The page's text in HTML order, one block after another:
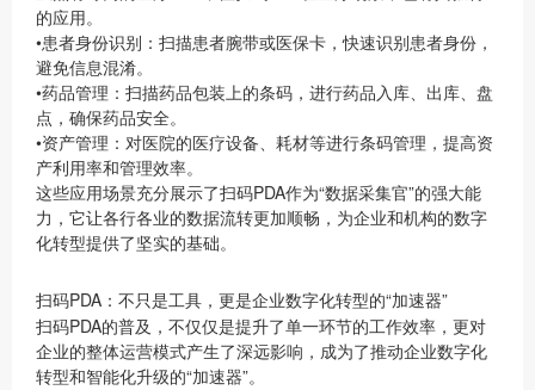
的应用。
•患者身份识别 ：扫描患者腕带或医保卡，快速识别患者身份，
避免信息混淆。
•药品管理 ：扫描药品包装上的条码，进行药品入库、出库、盘
点，确保药品安全。
•资产管理 ：对医院的医疗设备、耗材等进行条码管理，提高资
产利用率和管理效率。
这些应用场景充分展示了扫码PDA作为“数据采集官”的强大能
力，它让各行各业的数据流转更加顺畅，为企业和机构的数字
化转型提供了坚实的基础。
扫码PDA：不只是工具，更是企业数字化转型的“加速器”
扫码PDA的普及，不仅仅是提升了单一环节的工作效率，更对
企业的整体运营模式产生了深远影响，成为了推动企业数字化
转型和智能化升级的“加速器”。